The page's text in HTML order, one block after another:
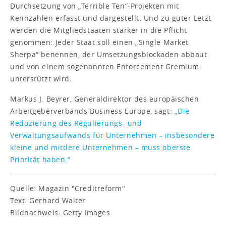
Durchsetzung von „Terrible Ten“-Projekten mit
Kennzahlen erfasst und dargestellt. Und zu guter Letzt
werden die Mitgliedstaaten stärker in die Pflicht
genommen: Jeder Staat soll einen „Single Market
Sherpa“ benennen, der Umsetzungsblockaden abbaut
und von einem sogenannten Enforcement Gremium
unterstützt wird.
Markus J. Beyrer, Generaldirektor des europäischen
Arbeitgeberverbands Business Europe, sagt:
„Die
Reduzierung des Regulierungs- und
Verwaltungsaufwands für Unternehmen – insbesondere
kleine und mittlere Unternehmen – muss oberste
Priorität haben.“
Quelle: Magazin "Creditreform"
Text: Gerhard Walter
Bildnachweis: Getty Images